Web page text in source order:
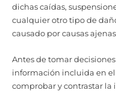
dichas caídas,
cualquier otro tipo de
causado por causas
Antes de tomar
información incluida en
comprobar y contrastar